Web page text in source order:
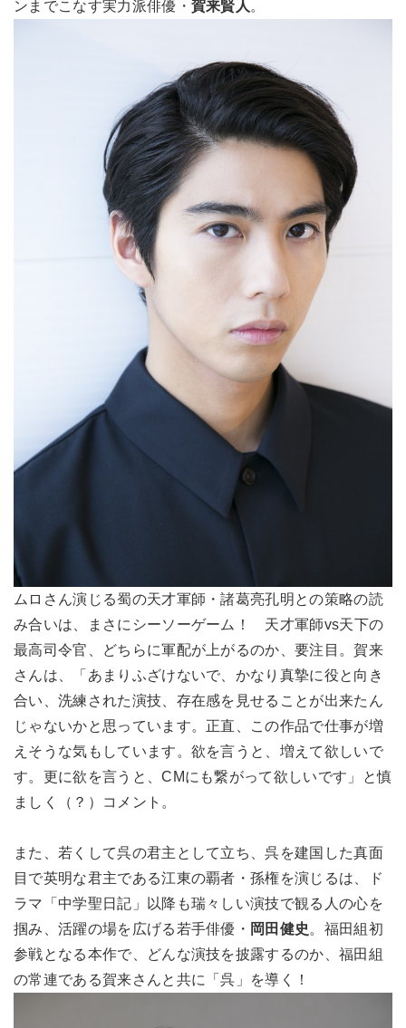
ンまでこなす実力派俳優・賀来賢人 。
ムロさん演じる蜀の天才軍師・諸葛亮孔明との策略の読
み合いは、まさにシーソーゲーム！ 天才軍師vs天下の
最高司令官、どちらに軍配が上がるのか、要注目。賀来
さんは、「あまりふざけないで、かなり真摯に役と向き
合い、洗練された演技、存在感を見せることが出来たん
じゃないかと思っています。正直、この作品で仕事が増
えそうな気もしています。欲を言うと、増えて欲しいで
す。更に欲を言うと、CMにも繋がって欲しいです」と慎
ましく（？）コメント。
また、若くして呉の君主として立ち、呉を建国した真面
目で英明な君主である江東の覇者・孫権を演じるは、ド
ラマ「中学聖日記」以降も瑞々しい演技で観る人の心を
掴み、活躍の場を広げる若手俳優・ 岡田健史 。福田組初
参戦となる本作で、どんな演技を披露するのか、福田組
の常連である賀来さんと共に「呉」を導く！